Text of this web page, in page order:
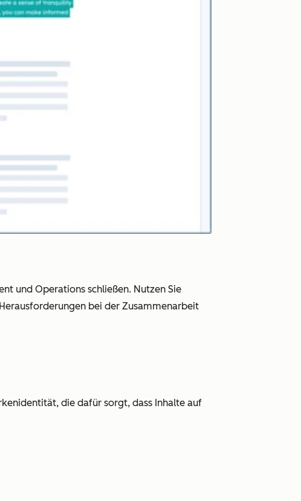
und Operations schließen. Nutzen Sie
bei der Zusammenarbeit
die dafür sorgt, dass Inhalte auf